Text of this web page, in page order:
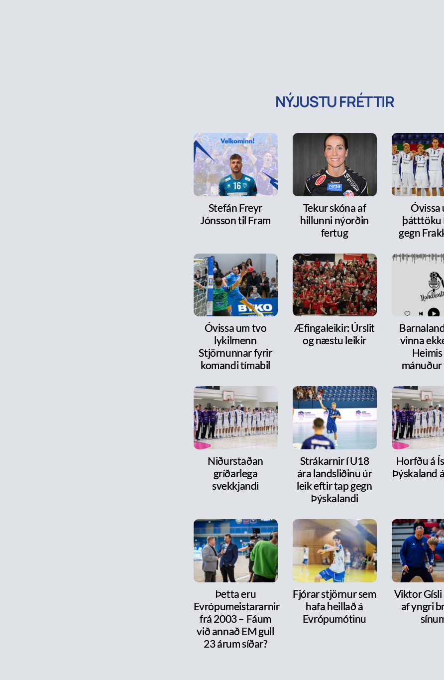
NÝJUSTU FRÉTTIR
Stefán Freyr
Jónsson til Fram
Tekur skóna af
hillunni nýorðin
fertug
Óvissa
þátttöku
gegn
Óvissa um tvo
lykilmenn
Stjörnunnar fyrir
komandi tímabil
Æfingaleikir: Úrslit
og næstu leikir
vinna
mánuður
Niðurstaðan
gríðarlega
svekkjandi
Strákarnir í U18
ára landsliðinu úr
leik eftir tap gegn
Þýskalandi
Horfðu á
Þýskaland
Þetta eru
Evrópumeistararnir
frá 2003 – Fáum
við annað EM gull
23 árum síðar?
Fjórar stjörnur sem
hafa heillað á
Evrópumótinu
Viktor
af yngri